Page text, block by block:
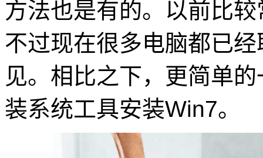
方法也是有的。以前比
不过现在很多电脑都已
见。相比之下，更简单
装系统工具安装Win7。